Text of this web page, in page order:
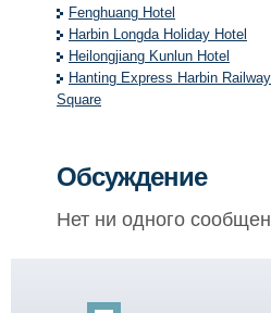
Fenghuang Hotel
Harbin Longda Holiday Hotel
Heilongjiang Kunlun Hotel
Hanting Express Harbin
Square
Обсуждение
Нет ни одного